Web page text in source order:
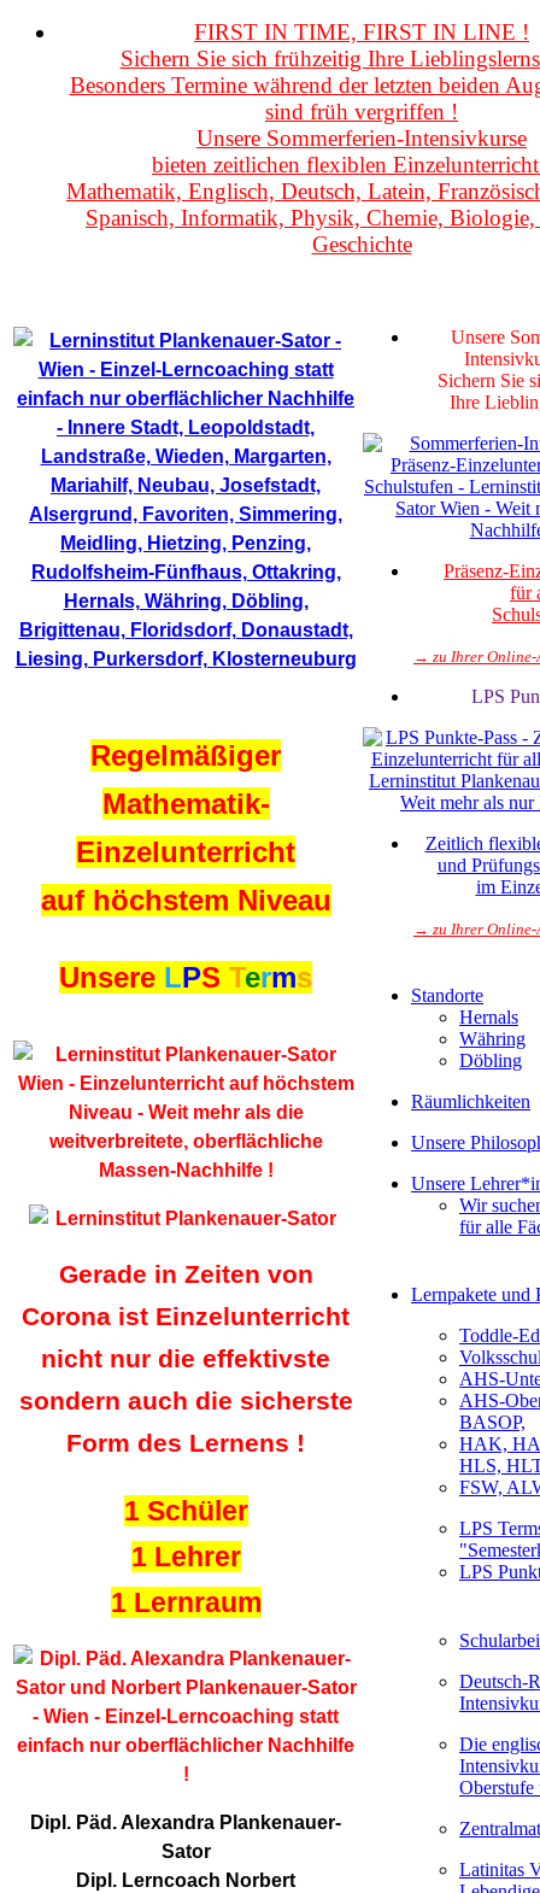
FIRST IN TIME, FIRST IN LINE !
Sichern Sie sich frühzeitig Ihre
Besonders Termine während der letzten beiden
sind früh vergriffen !
Unsere Sommerferien-Intensivkurse
bieten zeitlichen flexiblen
Mathematik, Englisch, Deutsch, Latein,
Spanisch, Informatik, Physik, Chemie, Biologie,
Geschichte
Regelmäßiger
Mathematik-
Einzelunterricht
auf höchstem Niveau
Unsere LPS Terms
Gerade in Zeiten von
Corona ist Einzelunterricht
nicht nur die effektivste
sondern auch die sicherste
Form des Lernens !
1 Schüler
1 Lehrer
1 Lernraum
Dipl. Päd. Alexandra Plankenauer-
Sator
Dipl. Lerncoach Norbert
Unsere
Sichern Sie
Ihre
Präsenz-
für
→ zu Ihrer Online-
LPS Pun
Zeitlich
und
im
→ zu Ihrer Online-
Standorte
Hernals
Währing
Döbling
Räumlichkeiten
Unsere
Unsere
Wir
für alle
Lernpakete und
Toddle-
AHS-
AHS-
BASOP,
HAK,
HLS,
FSW,
LPS
LPS
Deutsch-
Die
Latinitas